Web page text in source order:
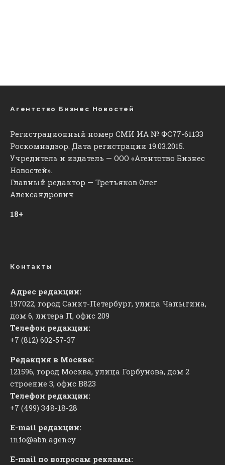
Агентство Бизнес Новостей
Регистрационный номер СМИ ИА № ФС77-61133
Роскомнадзор. Дата регистрации 19.03.2015.
Учредитель и издатель — ООО «Агентство Бизнес
Новостей».
Главный редактор — Третьяков Олег
Александрович
18+
Контакты
Адрес редакции:
197022, город Санкт-Петербург, улица Чапыгина,
дом 6, литера П, офис 209
Телефон редакции:
+7 (812) 602-57-37
Редакция в Москве:
121596, город Москва, улица Горбунова, дом 2
строение 3, офис ​В823
Телефон редакции:
+7 (499) 348-18-28
E-mail редакции:
info@abn.agency
E-mail по вопросам рекламы: